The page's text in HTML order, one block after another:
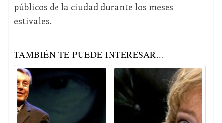
públicos de la ciudad durante los meses
estivales.
TAMBIÉN TE PUEDE INTERESAR...